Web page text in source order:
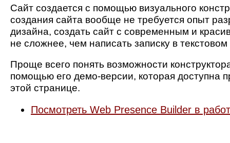
Сайт создается с помощью визуального
создания сайта вообще не требуется опыт
дизайна, создать сайт с современным и
не сложнее, чем написать записку в
Проще всего понять возможности
помощью его демо-версии, которая доступна
этой странице.
Посмотреть Web Presence Builder в